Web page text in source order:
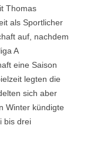
Thomas
als Sportlicher
auf, nachdem
A
eine Saison
legten die
sich aber
Winter kündigte
bis drei